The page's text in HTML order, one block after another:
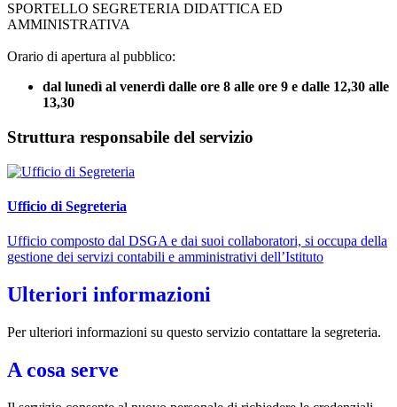
SPORTELLO SEGRETERIA DIDATTICA ED
AMMINISTRATIVA
Orario di apertura al pubblico:
dal lunedì al venerdì dalle ore 8 alle ore 9 e dalle 12,30 alle
13,30
Struttura responsabile del servizio
Ufficio di Segreteria
Ufficio composto dal DSGA e dai suoi collaboratori, si occupa della
gestione dei servizi contabili e amministrativi dell’Istituto
Ulteriori informazioni
Per ulteriori informazioni su questo servizio contattare la segreteria.
A cosa serve